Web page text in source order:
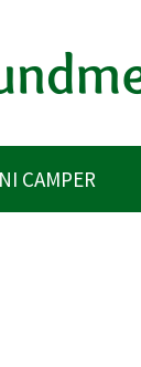
CAMPER